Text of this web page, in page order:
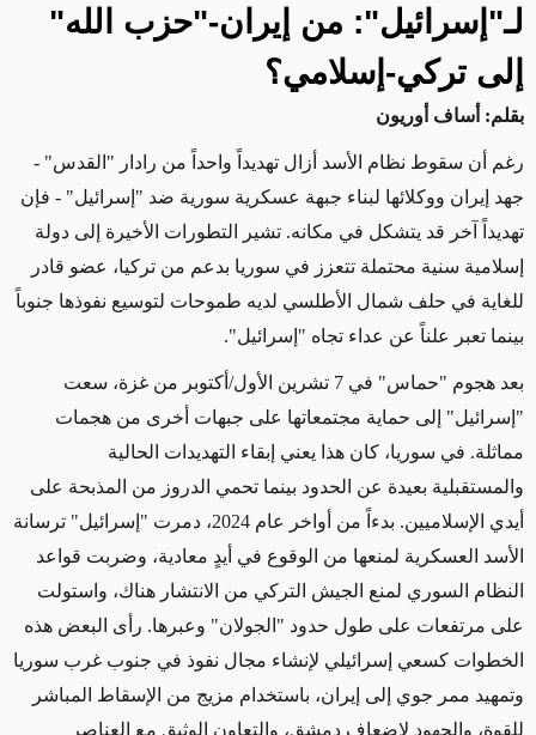
لـ"إسرائيل": من إيران-"حزب الله"
إلى تركي-إسلامي؟
بقلم: أساف أوريون
رغم أن سقوط نظام الأسد أزال تهديداً واحداً من رادار "القدس" -
جهد إيران ووكلائها لبناء جبهة عسكرية سورية ضد "إسرائيل" - فإن
تهديداً آخر قد يتشكل في مكانه. تشير التطورات الأخيرة إلى دولة
إسلامية سنية محتملة تتعزز في سوريا بدعم من تركيا، عضو قادر
للغاية في حلف شمال الأطلسي لديه طموحات لتوسيع نفوذها جنوباً
بينما تعبر علناً عن عداء تجاه "إسرائيل".
بعد هجوم "حماس" في 7 تشرين الأول/أكتوبر من غزة، سعت
"إسرائيل" إلى حماية مجتمعاتها على جبهات أخرى من هجمات
مماثلة. في سوريا، كان هذا يعني إبقاء التهديدات الحالية
والمستقبلية بعيدة عن الحدود بينما تحمي الدروز من المذبحة على
أيدي الإسلاميين. بدءاً من أواخر عام 2024، دمرت "إسرائيل" ترسانة
الأسد العسكرية لمنعها من الوقوع في أيدٍ معادية، وضربت قواعد
النظام السوري لمنع الجيش التركي من الانتشار هناك، واستولت
على مرتفعات على طول حدود "الجولان" وعبرها. رأى البعض هذه
الخطوات كسعي إسرائيلي لإنشاء مجال نفوذ في جنوب غرب سوريا
وتمهيد ممر جوي إلى إيران، باستخدام مزيج من الإسقاط المباشر
للقوة، والجهود لإضعاف دمشق، والتعاون الوثيق مع العناصر